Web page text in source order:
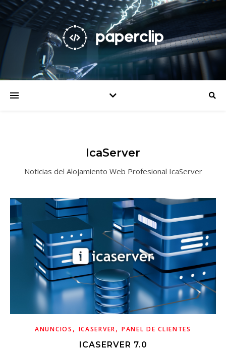
IcaServer
Noticias del Alojamiento Web Profesional IcaServer
ANUNCIOS , ICASERVER, PANEL DE CLIENTES
ICASERVER 7.0